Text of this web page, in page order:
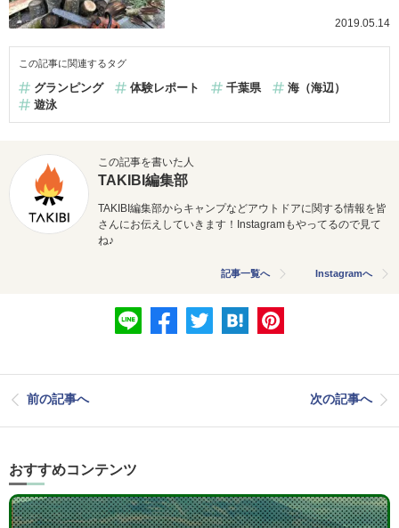
2019.05.14
この記事に関連するタグ
グランピング 体験レポート 千葉県
海（海辺）
遊泳
この記事を書いた人
TAKIBI編集部
TAKIBI編集部からキャンプなどアウトドアに関する情報を皆
さんにお伝えしていきます！Instagramもやってるので見て
ね♪
記事一覧へ Instagramへ
前の記事へ 次の記事へ
おすすめコンテンツ